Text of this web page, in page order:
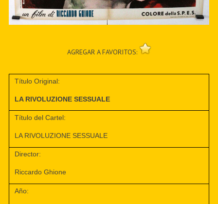
AGREGAR A FAVORITOS:
Título Original:
LA RIVOLUZIONE SESSUALE
Título del Cartel:
LA RIVOLUZIONE SESSUALE
Director:
Riccardo Ghione
Año: